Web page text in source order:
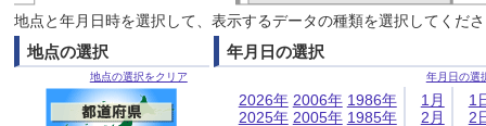
地点と年月日時を選択して、表示するデータの種類を選択してくだ
地点の選択
地点の選択をクリア
年月日の選択
年月日の選
2026年
2025年
2006年
2005年
1986年
1985年
1月
2月
1
2